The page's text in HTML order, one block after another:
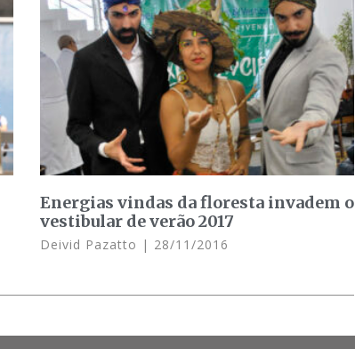
Energias vindas da floresta invadem o
vestibular de verão 2017
Deivid Pazatto 28/11/2016